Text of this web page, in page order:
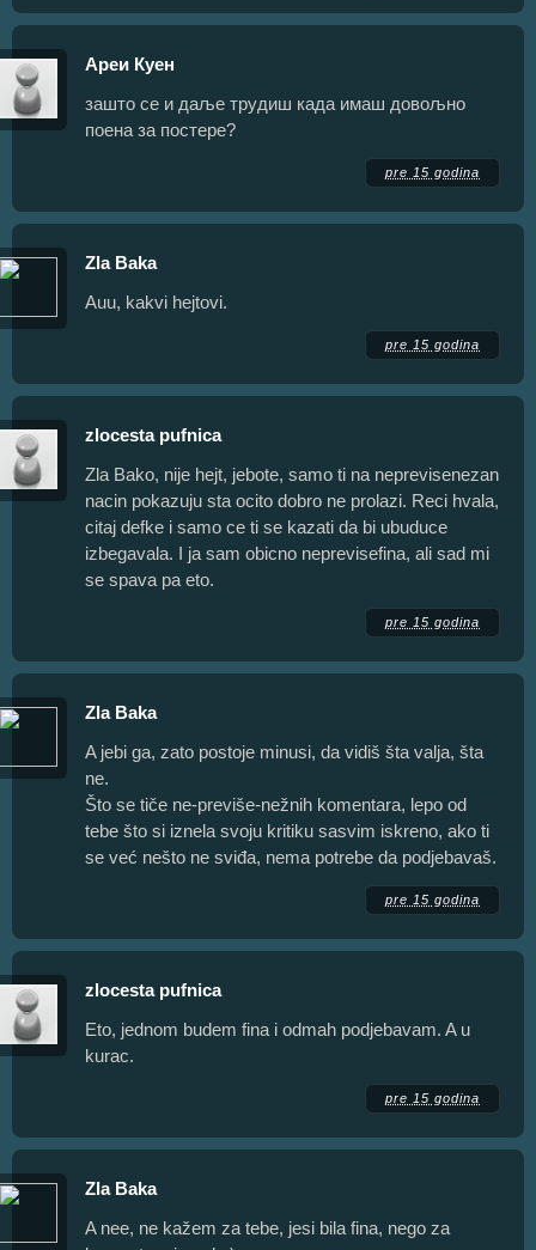
Ареи Куен
зашто се и даље трудиш када имаш довољно
поена за постере?
pre 15 godina
Zla Baka
Auu, kakvi hejtovi.
pre 15 godina
zlocesta pufnica
Zla Bako, nije hejt, jebote, samo ti na neprevisenezan
nacin pokazuju sta ocito dobro ne prolazi. Reci hvala,
citaj defke i samo ce ti se kazati da bi ubuduce
izbegavala. I ja sam obicno neprevisefina, ali sad mi
se spava pa eto.
pre 15 godina
Zla Baka
A jebi ga, zato postoje minusi, da vidiš šta valja, šta
ne.
Što se tiče ne-previše-nežnih komentara, lepo od
tebe što si iznela svoju kritiku sasvim iskreno, ako ti
se već nešto ne sviđa, nema potrebe da podjebavaš.
pre 15 godina
zlocesta pufnica
Eto, jednom budem fina i odmah podjebavam. A u
kurac.
pre 15 godina
Zla Baka
A nee, ne kažem za tebe, jesi bila fina, nego za